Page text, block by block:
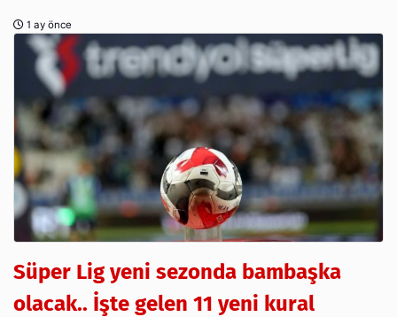
1 ay önce
Süper Lig yeni sezonda bambaşka
olacak.. İşte gelen 11 yeni kural